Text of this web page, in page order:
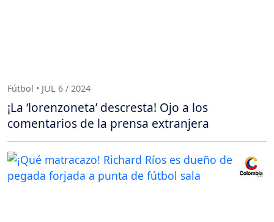
Fútbol • JUL 6 / 2024
¡La ‘lorenzoneta’ descresta! Ojo a los
comentarios de la prensa extranjera